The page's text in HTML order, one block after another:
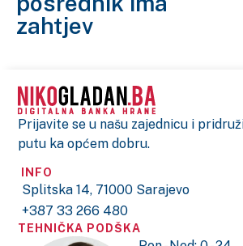
zahtjev
Prijavite se u našu zajednicu i
putu ka općem dobru.
INFO
Splitska 14, 71000 Sarajevo
+387 33 266 480
TEHNIČKA PODŠKA